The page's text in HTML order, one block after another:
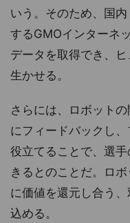
いう。そのため、国
するGMOインターネ
データを取得でき、
生かせる。
さらには、ロボット
にフィードバックし
役立てることで、選
きるとのことだ。ロ
に価値を還元し合う
込める。